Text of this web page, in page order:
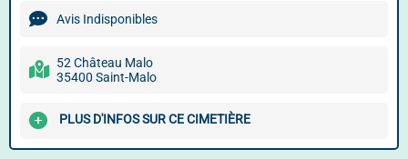
Avis Indisponibles
52 Château Malo
35400 Saint-Malo
PLUS D'INFOS SUR CE CIMETIÈRE